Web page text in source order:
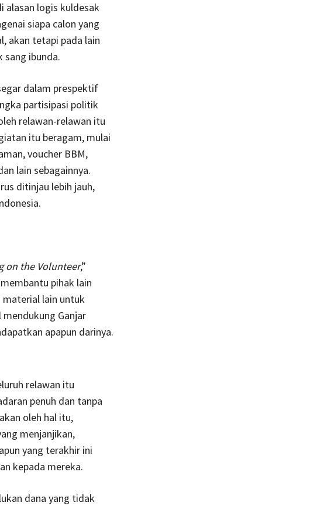
alasan logis kuldesak
siapa calon yang
akan tetapi pada lain
ibunda.
dalam prespektif
partisipasi politik
relawan-relawan itu
itu beragam, mulai
voucher BBM,
lain sebagainnya.
ditinjau lebih jauh,
on the Volunteer,”
pihak lain
lain untuk
Ganjar
apapun darinya.
relawan itu
penuh dan tanpa
oleh hal itu,
menjanjikan,
yang terakhir ini
kepada mereka.
dana yang tidak